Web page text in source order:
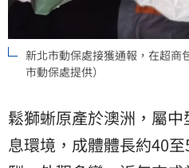
新北市動保處接獲通報，在超商
市動保處提供）
鬆獅蜥原產於澳洲，屬
息環境，成體體長約40